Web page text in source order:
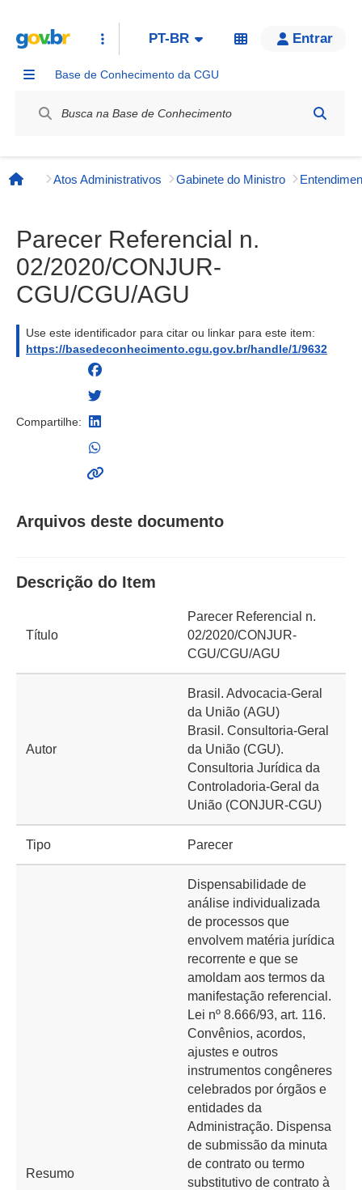
PT-BR Entrar
Base de Conhecimento da CGU
Página inicial
Atos Administrativos Gabinete do Ministro
Parecer Referencial n.
02/2020/CONJUR-
CGU/CGU/AGU
Use este identificador para citar ou linkar para este item:
https://basedeconhecimento.cgu.gov.br/handle/1/9632
Compartilhe:
Arquivos deste documento
Descrição do Item
Título
Parecer Referencial n.
02/2020/CONJUR-
CGU/CGU/AGU
Autor
Brasil. Advocacia-Geral
da União (AGU)
Brasil. Consultoria-Geral
da União (CGU).
Consultoria Jurídica da
Controladoria-Geral da
União (CONJUR-CGU)
Tipo Parecer
Resumo
Dispensabilidade de
análise individualizada
de processos que
envolvem matéria jurídica
recorrente e que se
amoldam aos termos da
manifestação referencial.
Lei nº 8.666/93, art. 116.
Convênios, acordos,
ajustes e outros
instrumentos congêneres
celebrados por órgãos e
entidades da
Administração. Dispensa
de submissão da minuta
de contrato ou termo
substitutivo de contrato à